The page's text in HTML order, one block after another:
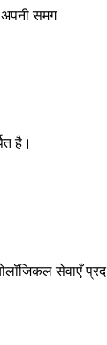
अपनी समग
है।
सेवाएँ प्रद